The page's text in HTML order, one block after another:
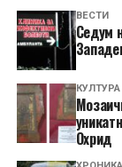
ВЕСТИ
Седум
КУЛТУРА
Охрид